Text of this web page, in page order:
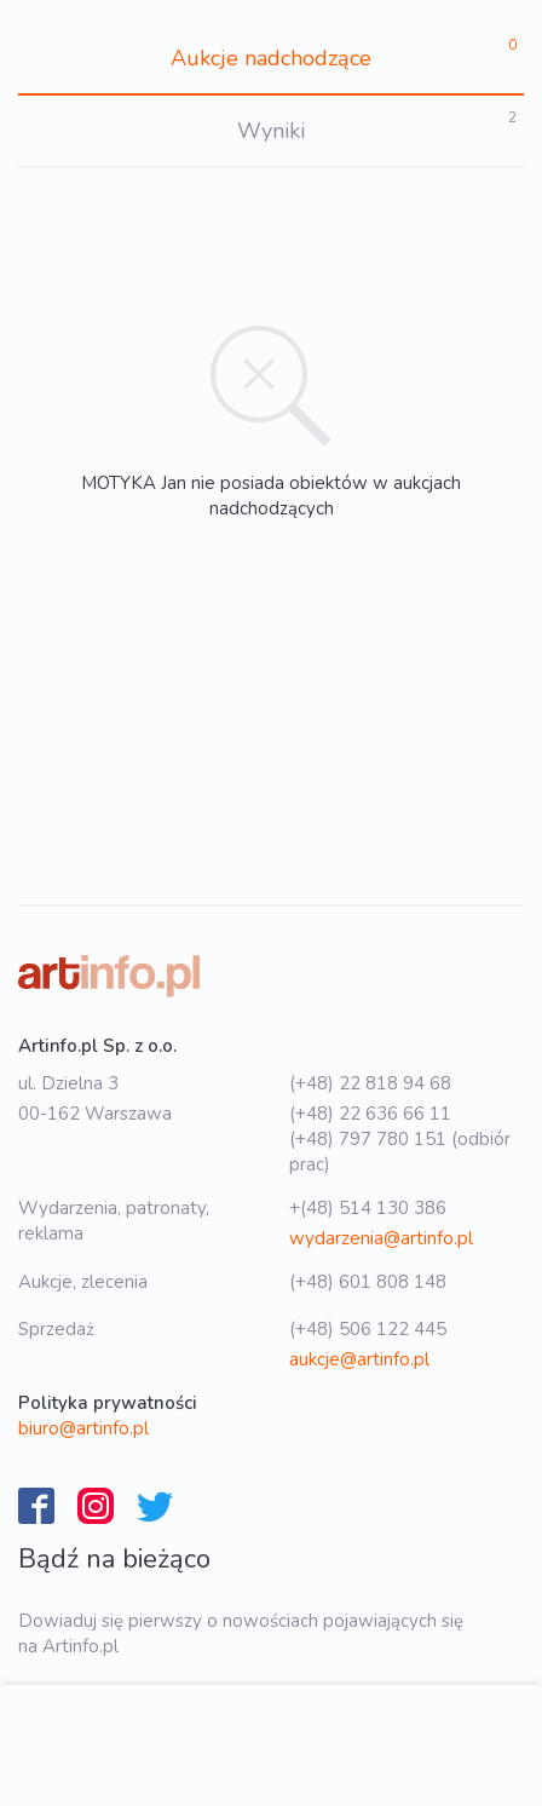
Aukcje nadchodzące 0
Wyniki 2
MOTYKA Jan nie posiada obiektów w aukcjach
nadchodzących
Artinfo.pl Sp. z o.o.
ul. Dzielna 3
00-162 Warszawa
(+48) 22 818 94 68
(+48) 22 636 66 11
(+48) 797 780 151 (odbiór
prac)
Wydarzenia, patronaty,
reklama
+(48) 514 130 386
wydarzenia@artinfo.pl
Aukcje, zlecenia
(+48) 601 808 148
Sprzedaż
(+48) 506 122 445
aukcje@artinfo.pl
Polityka prywatności
biuro@artinfo.pl
Bądź na bieżąco
Dowiaduj się pierwszy o nowościach pojawiających się
na Artinfo.pl